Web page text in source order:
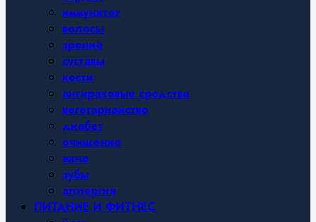
иммунитет
волосы
зрение
суставы
кости
антираковые средства
вегетарианство
диабет
очищение
акне
зубы
аллергия
ПИТАНИЕ И ФИТНЕС